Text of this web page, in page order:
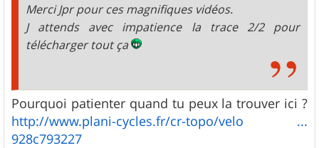
Merci Jpr pour ces magnifiques vidéos.
J attends avec impatience la trace 2/2 pour
télécharger tout ça
Pourquoi patienter quand tu peux la trouver ici ?
http://www.plani-cycles.fr/cr-topo/velo ...
928c793227